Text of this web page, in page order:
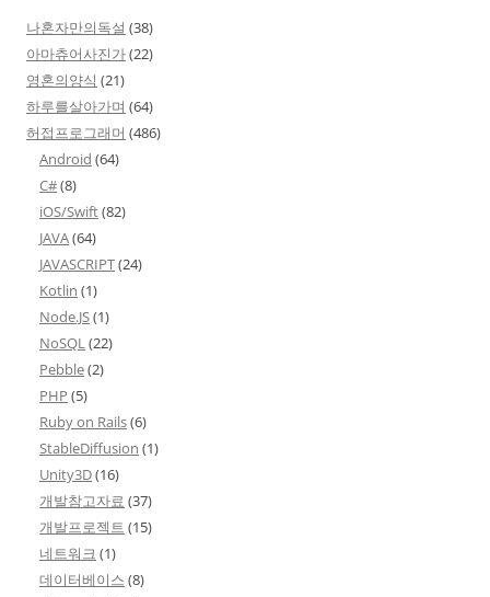
나혼자만의독설 (38)
아마츄어사진가(22)
영혼의양식 (21)
하루를살아가며 (64)
허접프로그래머 (486)
Android (64)
C#(8)
iOS/Swift(82)
JAVA(64)
JAVASCRIPT(24)
Kotlin (1)
Node.JS(1)
NoSQL(22)
Pebble(2)
PHP (5)
Ruby on Rails(6)
StableDiffusion (1)
Unity3D(16)
개발참고자료 (37)
개발프로젝트 (15)
네트워크 (1)
데이터베이스 (8)